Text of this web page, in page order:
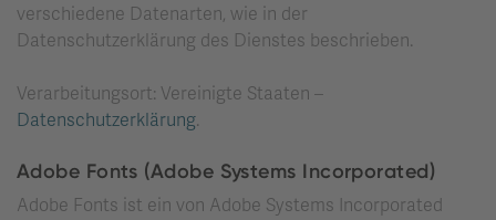
verschiedene Datenarten, wie in der
Datenschutzerklärung des Dienstes beschrieben.
Verarbeitungsort: Vereinigte Staaten –
Datenschutzerklärung.
Adobe Fonts (Adobe Systems Incorporated)
Adobe Fonts ist ein von Adobe Systems Incorporated